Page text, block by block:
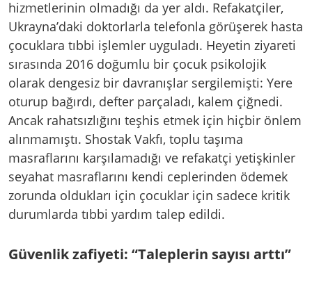
hizmetlerinin olmadığı da yer aldı. Refakatçiler,
Ukrayna’daki doktorlarla telefonla görüşerek hasta
çocuklara tıbbi işlemler uyguladı. Heyetin ziyareti
sırasında 2016 doğumlu bir çocuk psikolojik
olarak dengesiz bir davranışlar sergilemişti: Yere
oturup bağırdı, defter parçaladı, kalem çiğnedi.
Ancak rahatsızlığını teşhis etmek için hiçbir önlem
alınmamıştı. Shostak Vakfı, toplu taşıma
masraflarını karşılamadığı ve refakatçi yetişkinler
seyahat masraflarını kendi ceplerinden ödemek
zorunda oldukları için çocuklar için sadece kritik
durumlarda tıbbi yardım talep edildi.
Güvenlik zafiyeti: “Taleplerin sayısı arttı”